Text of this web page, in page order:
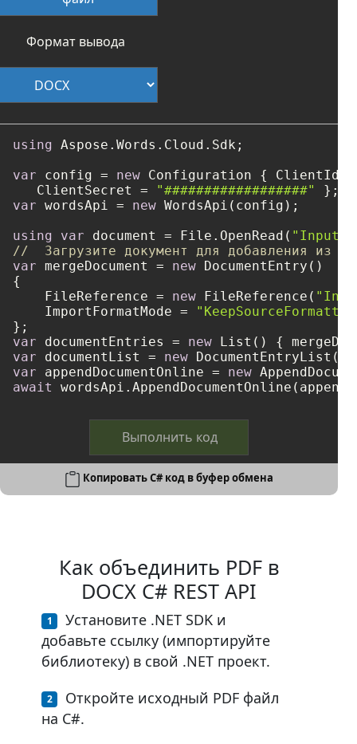
Формат вывода
using Aspose.Words.Cloud.Sdk;
var config = new Configuration { ClientId
   ClientSecret =
"##################"
var wordsApi = new WordsApi(config);
using
var document = File.OpenRead(
//  Загрузите документ для добавления из
var mergeDocument = new DocumentEntry()
{
    FileReference =
new FileReference(
    ImportFormatMode =
var documentEntries = new
var documentList = new
var appendDocumentOnline = new
await
Выполнить код
Копировать C# код в буфер обмена
Как объединить PDF в
DOCX C# REST API
Установите .NET SDK и
добавьте ссылку (импортируйте
библиотеку) в свой .NET проект.
Откройте исходный PDF файл
на C#.